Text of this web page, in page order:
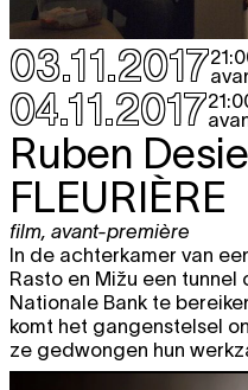
03.11.2017
04.11.2017
Ruben
FLEURIÈRE
film, avant-première
In de achterkamer van
Rasto en Mižu een tunnel
Nationale Bank te
komt het gangenstelsel
ze gedwongen hun